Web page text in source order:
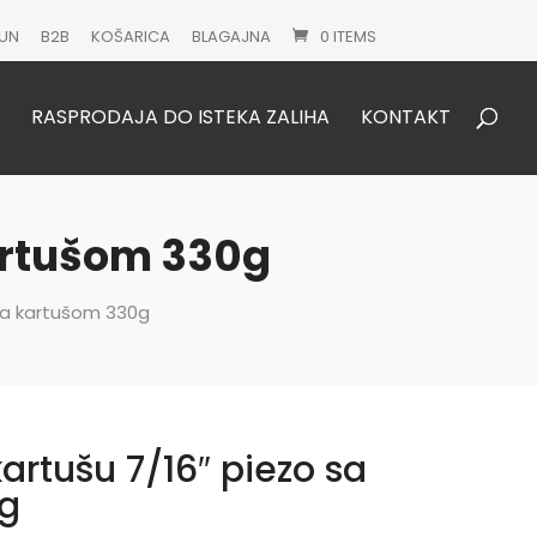
B2B KOŠARICA BLAGAJNA 0 ITEMS
RASPRODAJA DO ISTEKA ZALIHA KONTAKT
Products
330g
kartušom 330g
7/16″ piezo sa